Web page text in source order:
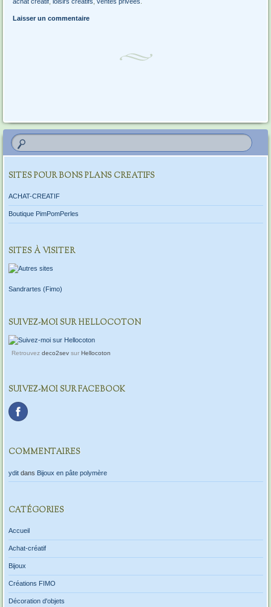
Laisser un commentaire
SITES POUR BONS PLANS CREATIFS
ACHAT-CREATIF
Boutique PimPomPerles
SITES À VISITER
Sandrartes (Fimo)
SUIVEZ-MOI SUR HELLOCOTON
Retrouvez deco2sevsur Hellocoton
SUIVEZ-MOI SUR FACEBOOK
COMMENTAIRES
yditdans Bijoux en pâte polymère
CATÉGORIES
Accueil
Achat-créatif
Bijoux
Créations FIMO
Décoration d'objets